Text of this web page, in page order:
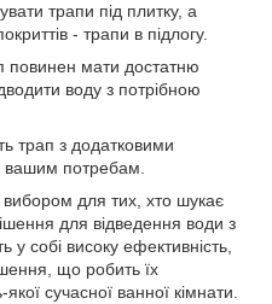
трапи під плитку, а
- трапи в підлогу.
повинен мати достатню
воду з потрібною
трап з додатковими
вашим потребам.
для тих, хто шукає
для відведення води з
собі високу ефективність,
що робить їх
сучасної ванної кімнати.